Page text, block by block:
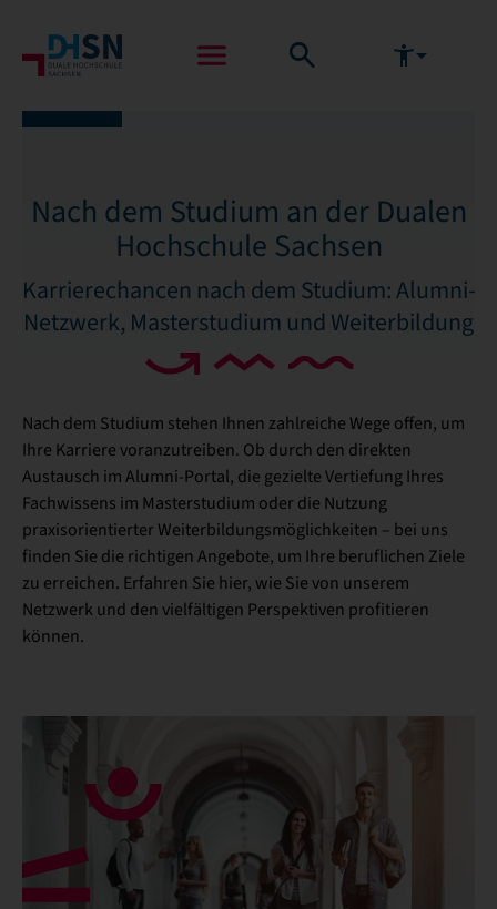
Nach dem Studium an der Dualen
Hochschule Sachsen
Karrierechancen nach dem Studium: Alumni-
Netzwerk, Masterstudium und Weiterbildung
Nach dem Studium stehen Ihnen zahlreiche Wege offen, um
Ihre Karriere voranzutreiben. Ob durch den direkten
Austausch im Alumni-Portal, die gezielte Vertiefung Ihres
Fachwissens im Masterstudium oder die Nutzung
praxisorientierter Weiterbildungsmöglichkeiten – bei uns
finden Sie die richtigen Angebote, um Ihre beruflichen Ziele
zu erreichen. Erfahren Sie hier, wie Sie von unserem
Netzwerk und den vielfältigen Perspektiven profitieren
können.